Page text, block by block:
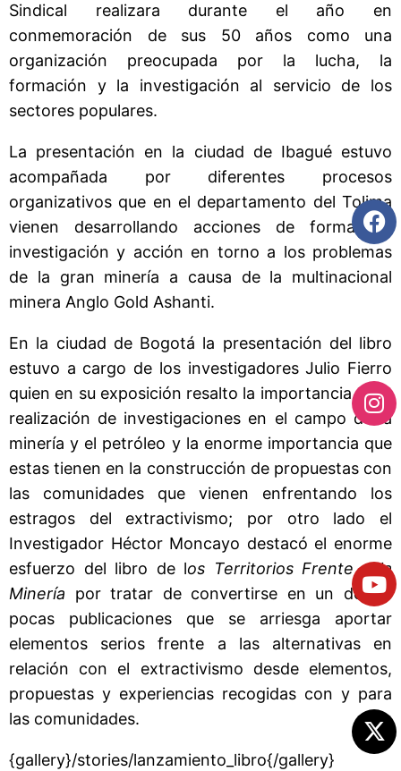
Sindical realizara durante el año en
conmemoración de sus 50 años como una
organización preocupada por la lucha, la
formación y la investigación al servicio de los
sectores populares.
La presentación en la ciudad de Ibagué estuvo
acompañada por diferentes procesos
organizativos que en el departamento del Tolima
vienen desarrollando acciones de formación,
investigación y acción en torno a los problemas
de la gran minería a causa de la multinacional
minera Anglo Gold Ashanti.
En la ciudad de Bogotá la presentación del libro
estuvo a cargo de los investigadores Julio Fierro
quien en su exposición resalto la importancia de la
realización de investigaciones en el campo de la
minería y el petróleo y la enorme importancia que
estas tienen en la construcción de propuestas con
las comunidades que vienen enfrentando los
estragos del extractivismo; por otro lado el
Investigador Héctor Moncayo destacó el enorme
esfuerzo del libro de los Territorios Frente a la
Minería por tratar de convertirse en un de las
pocas publicaciones que se arriesga aportar
elementos serios frente a las alternativas en
relación con el extractivismo desde elementos,
propuestas y experiencias recogidas con y para
las comunidades.
{gallery}/stories/lanzamiento_libro{/gallery}